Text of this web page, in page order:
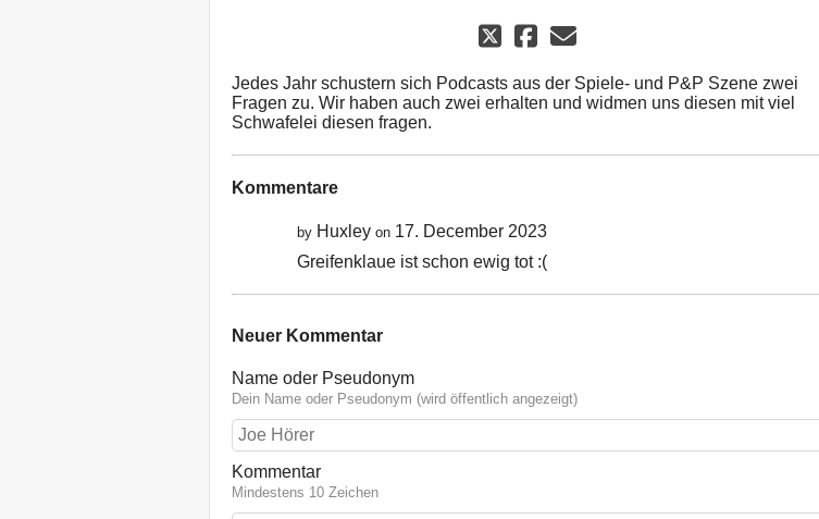
Jedes Jahr schustern sich Podcasts aus der Spiele- und P&P Szene zwei
Fragen zu. Wir haben auch zwei erhalten und widmen uns diesen mit viel
Schwafelei diesen fragen.
Kommentare
by Huxley on 17. December 2023
Greifenklaue ist schon ewig tot :(
Neuer Kommentar
Name oder Pseudonym
Dein Name oder Pseudonym (wird öffentlich angezeigt)
Kommentar
Mindestens 10 Zeichen